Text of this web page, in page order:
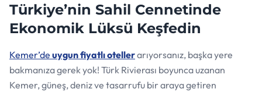
Türkiye’nin Sahil Cennetinde
Ekonomik Lüksü Keşfedin
Kemer’de uygun fiyatlı otellerarıyorsanız, başka yere
bakmanıza gerek yok! Türk Rivierası boyunca uzanan
Kemer, güneş, deniz ve tasarrufu bir araya getiren